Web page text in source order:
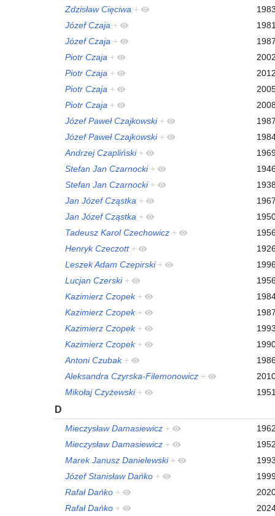
Zdzisław Cięciwa +
Józef Czaja +
Józef Czaja +
Piotr Czaja +
Piotr Czaja +
Piotr Czaja +
Piotr Czaja +
Józef Paweł Czajkowski +
Józef Paweł Czajkowski +
Andrzej Czapliński +
Stefan Jan Czarnocki +
Stefan Jan Czarnocki +
Jan Józef Cząstka +
Jan Józef Cząstka +
Tadeusz Karol Czechowicz +
Henryk Czeczott +
Leszek Adam Czepirski +
Lucjan Czerski +
Kazimierz Czopek +
Kazimierz Czopek +
Kazimierz Czopek +
Kazimierz Czopek +
Antoni Czubak +
Aleksandra Czyrska-Filemonowicz +
Mikołaj Czyżewski +
D
Mieczysław Damasiewicz +
Mieczysław Damasiewicz +
Marek Janusz Danielewski +
Józef Stanisław Dańko +
Rafał Dańko +
Rafał Dańko +